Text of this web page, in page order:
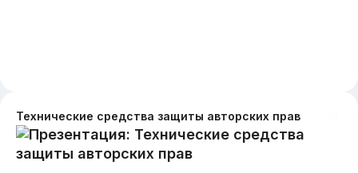
Технические средства защиты авторских прав